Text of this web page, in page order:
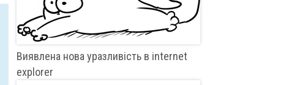
Виявлена ​​нова уразливість в internet
explorer